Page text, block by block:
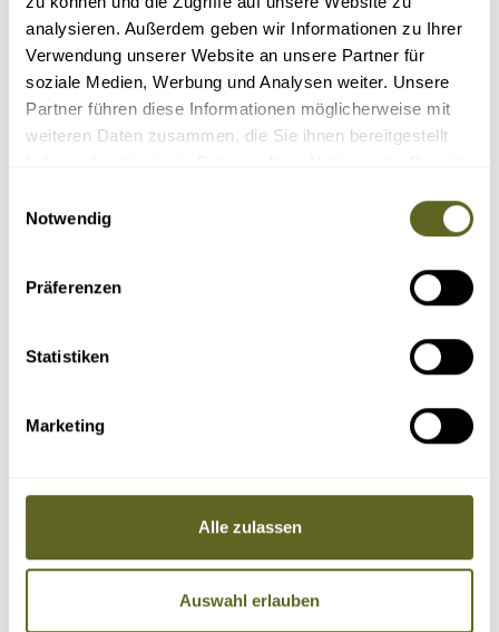
analysieren. Außerdem geben wir Informationen zu Ihrer
Verwendung unserer Website an unsere Partner für
soziale Medien, Werbung und Analysen weiter. Unsere
Partner führen diese Informationen möglicherweise mit
weiteren Daten zusammen, die Sie ihnen bereitgestellt
Notwendig
Präferenzen
Statistiken
Marketing
Alle zulassen
Auswahl erlauben
individuell
ab 1.190 Euro inkl. Flug
ab 2 Personen
Anfragen
Gruppenreise, Individualreise /
WÜSTENROMANTIK
alle Termine
Trekking Tien-Shan Gebirge und Besteigung des kleinen Chimgan